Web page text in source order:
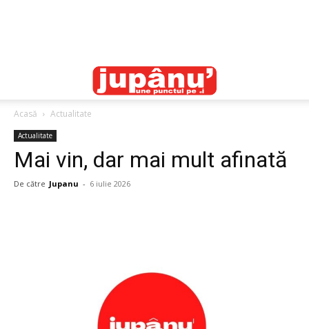
Acasă Actualitate
Actualitate
Mai vin, dar mai mult afinată
De către Jupanu - 6 iulie 2026